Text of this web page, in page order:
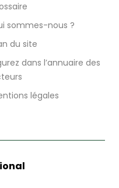
sommes-nous ?
du site
dans l’annuaire des
légales